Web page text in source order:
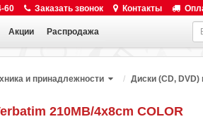
60 Заказать звонок Контакты
Акции Распродажа
и принадлежности Диски (CD, DVD)
210MB/4х8cm COLOR